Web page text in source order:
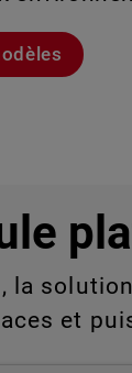
de
EDR
la
et